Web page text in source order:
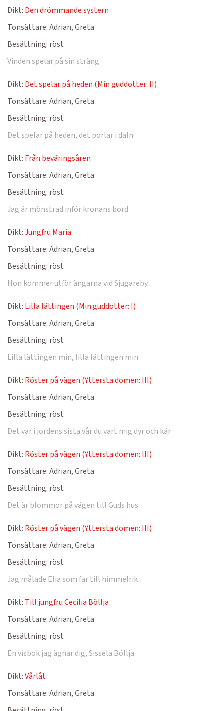
Dikt: Den drömmande systern
Tonsättare:Adrian, Greta
Besättning: röst
Vinden spelar på sin sträng
Dikt: Det spelar på heden (Min guddotter: II)
Tonsättare:Adrian, Greta
Besättning: röst
Det spelar på heden, det porlar i daln
Dikt: Från beväringsåren
Tonsättare:Adrian, Greta
Besättning: röst
Jag är mönstrad inför kronans bord
Dikt:Jungfru Maria
Tonsättare:Adrian, Greta
Besättning: röst
Hon kommer utför ängarna vid Sjugareby
Dikt: Lilla lättingen (Min guddotter: I)
Tonsättare:Adrian, Greta
Besättning: röst
Lilla lättingen min, lilla lättingen min
Dikt: Röster på vägen (Yttersta domen: III)
Tonsättare:Adrian, Greta
Besättning: röst
Det var i jordens sista vår du vart mig dyr och kär.
Dikt: Röster på vägen (Yttersta domen: III)
Tonsättare:Adrian, Greta
Besättning: röst
Det är blommor på vägen till Guds hus
Dikt: Röster på vägen (Yttersta domen: III)
Tonsättare:Adrian, Greta
Besättning: röst
Jag målade Elia som far till himmelrik
Dikt: Till jungfru Cecilia Böllja
Tonsättare:Adrian, Greta
Besättning: röst
En visbok jag ägnar dig, Sissela Böllja
Dikt:Vårlåt
Tonsättare:Adrian, Greta